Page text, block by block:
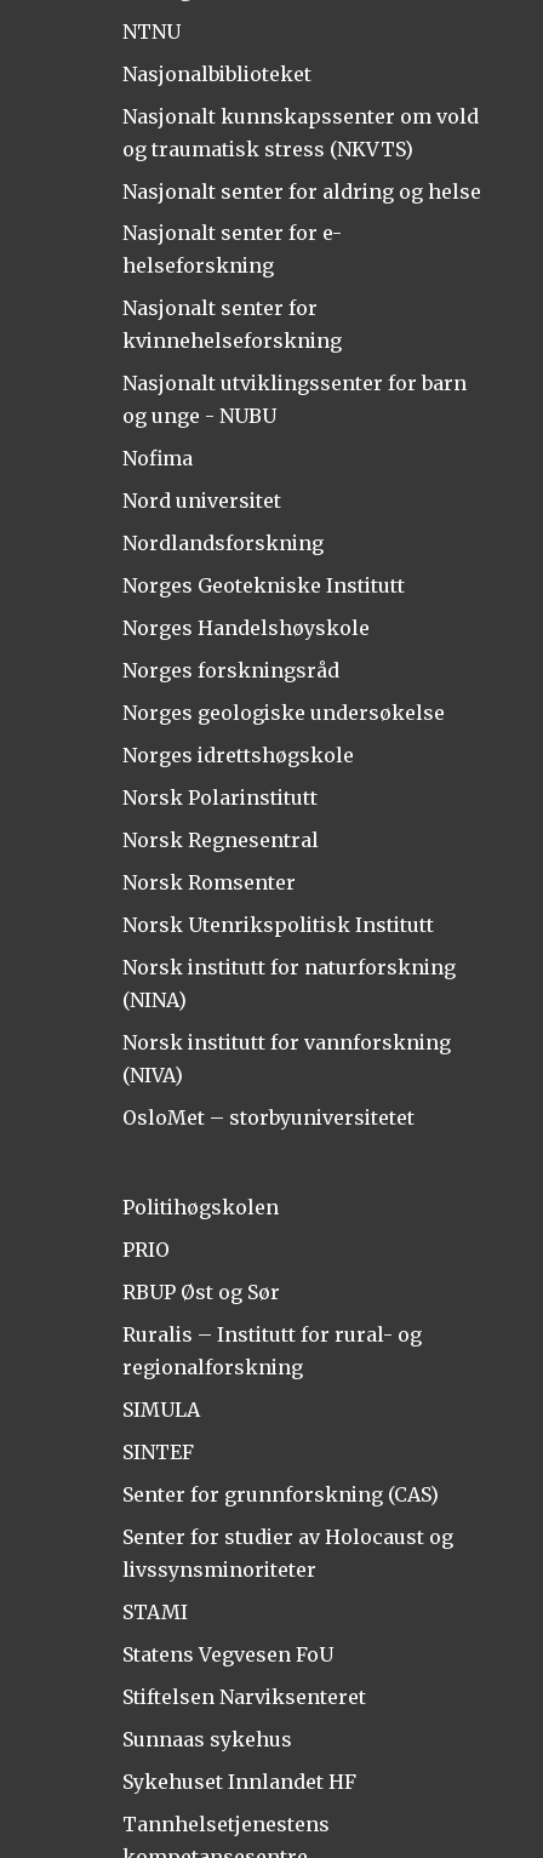
NTNU
Nasjonalbiblioteket
Nasjonalt kunnskapssenter om vold
og traumatisk stress (NKVTS)
Nasjonalt senter for aldring og helse
Nasjonalt senter for e-
helseforskning
Nasjonalt senter for
kvinnehelseforskning
Nasjonalt utviklingssenter for barn
og unge - NUBU
Nofima
Nord universitet
Nordlandsforskning
Norges Geotekniske Institutt
Norges Handelshøyskole
Norges forskningsråd
Norges geologiske undersøkelse
Norges idrettshøgskole
Norsk Polarinstitutt
Norsk Regnesentral
Norsk Romsenter
Norsk Utenrikspolitisk Institutt
Norsk institutt for naturforskning
(NINA)
Norsk institutt for vannforskning
(NIVA)
OsloMet – storbyuniversitetet
Politihøgskolen
PRIO
RBUP Øst og Sør
Ruralis – Institutt for rural- og
regionalforskning
SIMULA
SINTEF
Senter for grunnforskning (CAS)
Senter for studier av Holocaust og
livssynsminoriteter
STAMI
Statens Vegvesen FoU
Stiftelsen Narviksenteret
Sunnaas sykehus
Sykehuset Innlandet HF
Tannhelsetjenestens